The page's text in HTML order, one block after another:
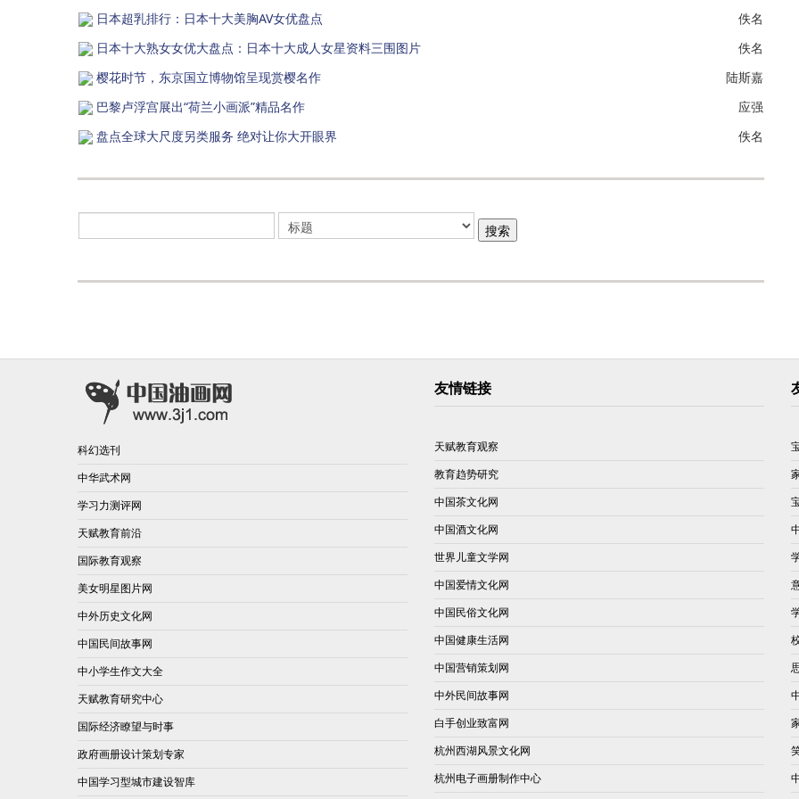
日本超乳排行：日本十大美胸AV女优盘点
佚名
日本十大熟女女优大盘点：日本十大成人女星资料三围图片
佚名
樱花时节，东京国立博物馆呈现赏樱名作
陆斯嘉
巴黎卢浮宫展出“荷兰小画派”精品名作
应强
盘点全球大尺度另类服务 绝对让你大开眼界
佚名
科幻选刊
中华武术网
学习力测评网
天赋教育前沿
国际教育观察
美女明星图片网
中外历史文化网
中国民间故事网
中小学生作文大全
天赋教育研究中心
国际经济瞭望与时事
政府画册设计策划专家
中国学习型城市建设智库
友情链接
天赋教育观察
教育趋势研究
中国茶文化网
中国酒文化网
世界儿童文学网
中国爱情文化网
中国民俗文化网
中国健康生活网
中国营销策划网
中外民间故事网
白手创业致富网
杭州西湖风景文化网
杭州电子画册制作中心